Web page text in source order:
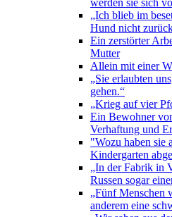
werden sie sich
„Ich blieb im
Hund nicht
Ein zerstörter
Mutter
Allein mit einer
„Sie erlaubten
gehen.“
„Krieg auf vier
Ein Bewohner
Verhaftung und
"Wozu haben sie
Kindergarten
„In der Fabrik in
Russen sogar
„Fünf Menschen
anderem eine